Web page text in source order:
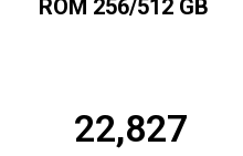
ROM 256/512 GB
22,827